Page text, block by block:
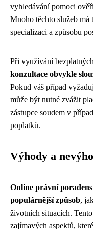
vyhledávání pomoci
Mnoho těchto služeb má
specializaci a způsobu
Při využívání
konzultace obvykle
Pokud váš případ
může být nutné zvážit
zástupce soudem v
poplatků.
Výhody a
Online právní
populárnější způsob,
životních situacích.
zajímavých aspektů,